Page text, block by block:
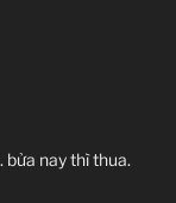
nay thì thua.